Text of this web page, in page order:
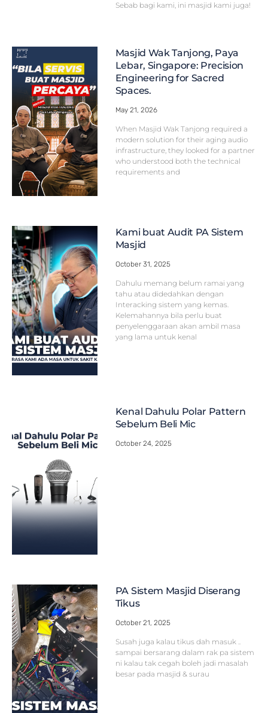
Sebab bagi kami, ini masjid kami juga!
Masjid Wak Tanjong, Paya
Lebar, Singapore: Precision
Engineering for Sacred
Spaces.
May 21, 2026
When Masjid Wak Tanjong required a
modern solution for their aging audio
infrastructure, they looked for a partner
who understood both the technical
requirements and
Kami buat Audit PA Sistem
Masjid
October 31, 2025
Dahulu memang belum ramai yang
tahu atau didedahkan dengan
Interacking sistem yang kemas.
Kelemahannya bila perlu buat
penyelenggaraan akan ambil masa
yang lama untuk kenal
Kenal Dahulu Polar Pattern
Sebelum Beli Mic
October 24, 2025
PA Sistem Masjid Diserang
Tikus
October 21, 2025
Susah juga kalau tikus dah masuk ..
sampai bersarang dalam rak pa sistem
ni kalau tak cegah boleh jadi masalah
besar pada masjid & surau